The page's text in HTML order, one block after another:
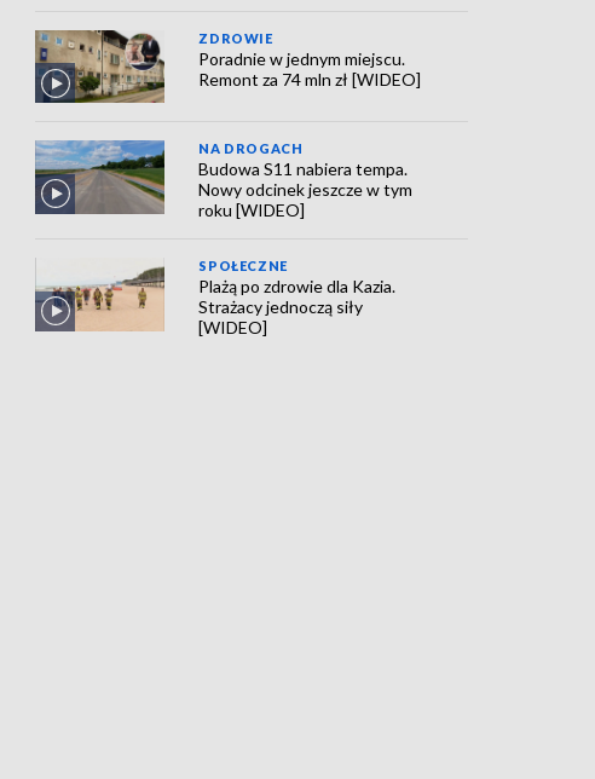
ZDROWIE
Poradnie w jednym miejscu.
Remont za 74 mln zł [WIDEO]
NA DROGACH
Budowa S11 nabiera tempa.
Nowy odcinek jeszcze w tym
roku [WIDEO]
SPOŁECZNE
Plażą po zdrowie dla Kazia.
Strażacy jednoczą siły
[WIDEO]